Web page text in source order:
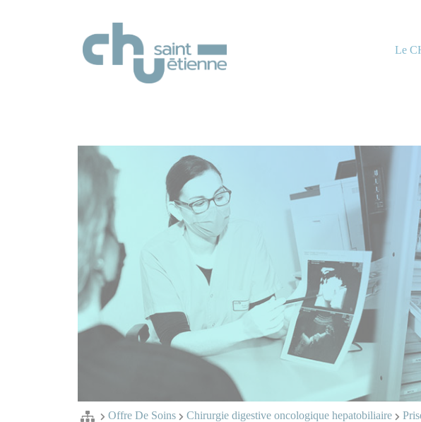
Le
Offre De Soins Chirurgie digestive oncologique hepatobiliaire